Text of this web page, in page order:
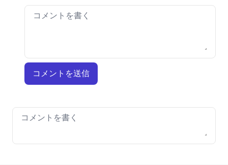
コメントを送信
Your comment